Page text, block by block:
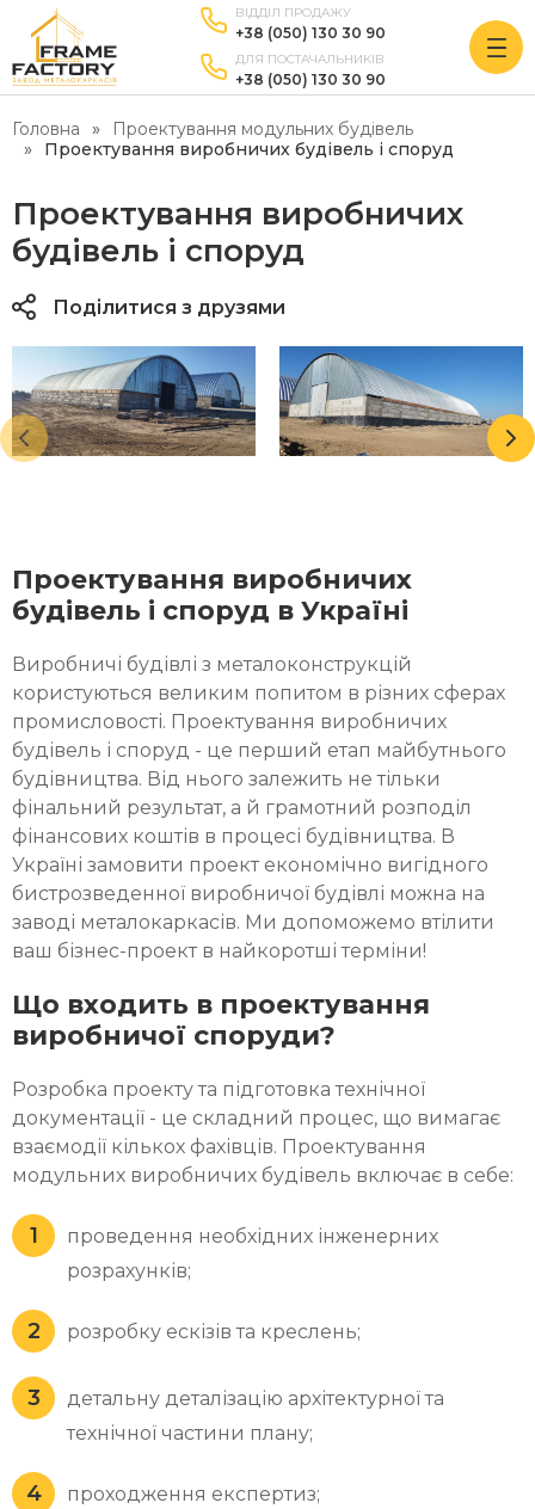
ВІДДІЛ ПРОДАЖУ
+38 (050) 130 30 90
ДЛЯ ПОСТАЧАЛЬНИКІВ
+38 (050) 130 30 90
Головна
Проектування модульних будівель
Проектування виробничих будівель і споруд
Проектування виробничих
будівель і споруд
Поділитися з друзями
Проектування виробничих
будівель і споруд в Україні
Виробничі будівлі з металоконструкцій
користуються великим попитом в різних сферах
промисловості. Проектування виробничих
будівель і споруд - це перший етап майбутнього
будівництва. Від нього залежить не тільки
фінальний результат, а й грамотний розподіл
фінансових коштів в процесі будівництва. В
Україні замовити проект економічно вигідного
бистрозведенної виробничої будівлі можна на
заводі металокаркасів. Ми допоможемо втілити
ваш бізнес-проект в найкоротші терміни!
Що входить в проектування
виробничої споруди?
Розробка проекту та підготовка технічної
документації - це складний процес, що вимагає
взаємодії кількох фахівців. Проектування
модульних виробничих будівель включає в себе:
проведення необхідних інженерних
розрахунків;
розробку ескізів та креслень;
детальну деталізацію архітектурної та
технічної частини плану;
проходження експертиз;